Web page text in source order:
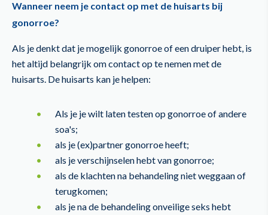
Wanneer neem je contact op met de huisarts bij
gonorroe?
Als je denkt dat je mogelijk gonorroe of een druiper hebt, is
het altijd belangrijk om contact op te nemen met de
huisarts. De huisarts kan je helpen:
Als je je wilt laten testen op gonorroe of andere
soa's;
als je (ex)partner gonorroe heeft;
als je verschijnselen hebt van gonorroe;
als de klachten na behandeling niet weggaan of
terugkomen;
als je na de behandeling onveilige seks hebt